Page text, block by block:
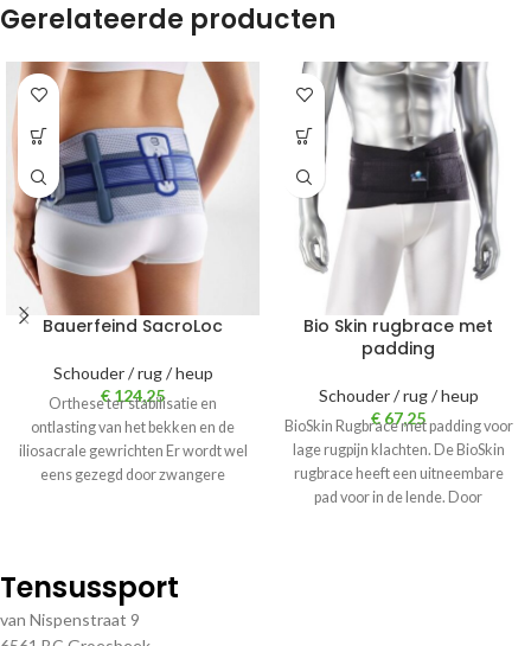
Gerelateerde producten
Bauerfeind SacroLoc
Schouder / rug / heup
€ 124,25
Orthese ter stabilisatie en
ontlasting van het bekken en de
iliosacrale gewrichten Er wordt wel
eens gezegd door zwangere
Bio Skin rugbrace met
padding
Schouder / rug / heup
€ 67,25
BioSkin Rugbrace met padding voor
lage rugpijn klachten. De BioSkin
rugbrace heeft een uitneembare
pad voor in de lende. Door
Tensussport
van Nispenstraat 9